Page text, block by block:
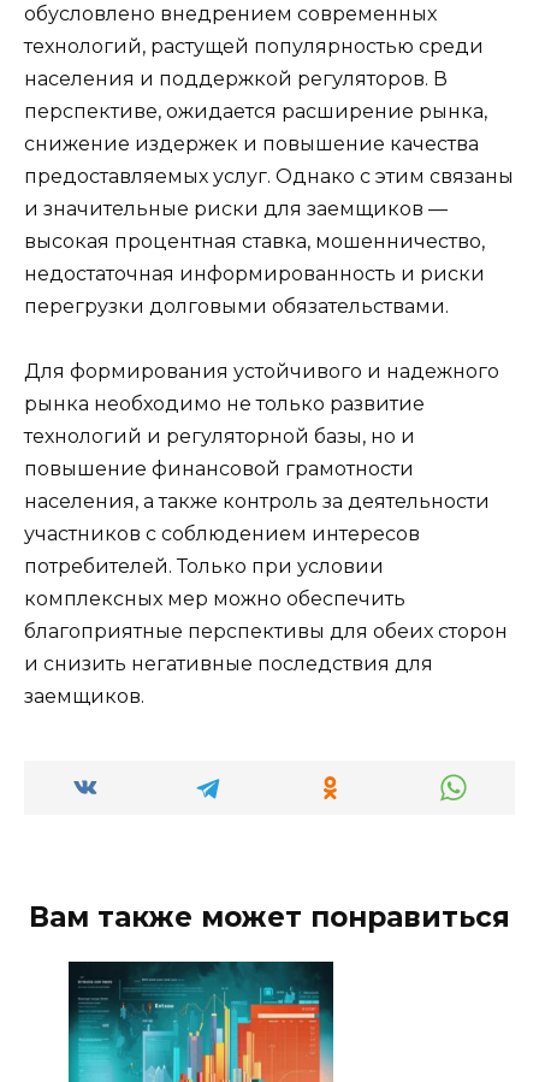
обусловлено внедрением современных
технологий, растущей популярностью среди
населения и поддержкой регуляторов. В
перспективе, ожидается расширение рынка,
снижение издержек и повышение качества
предоставляемых услуг. Однако с этим связаны
и значительные риски для заемщиков —
высокая процентная ставка, мошенничество,
недостаточная информированность и риски
перегрузки долговыми обязательствами.
Для формирования устойчивого и надежного
рынка необходимо не только развитие
технологий и регуляторной базы, но и
повышение финансовой грамотности
населения, а также контроль за деятельности
участников с соблюдением интересов
потребителей. Только при условии
комплексных мер можно обеспечить
благоприятные перспективы для обеих сторон
и снизить негативные последствия для
заемщиков.
Вам также может понравиться